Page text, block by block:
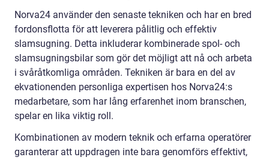
Norva24 använder den senaste tekniken och har en bred
fordonsflotta för att leverera pålitlig och effektiv
slamsugning. Detta inkluderar kombinerade spol- och
slamsugningsbilar som gör det möjligt att nå och arbeta
i svåråtkomliga områden. Tekniken är bara en del av
ekvationenden personliga expertisen hos Norva24:s
medarbetare, som har lång erfarenhet inom branschen,
spelar en lika viktig roll.
Kombinationen av modern teknik och erfarna operatörer
garanterar att uppdragen inte bara genomförs effektivt,